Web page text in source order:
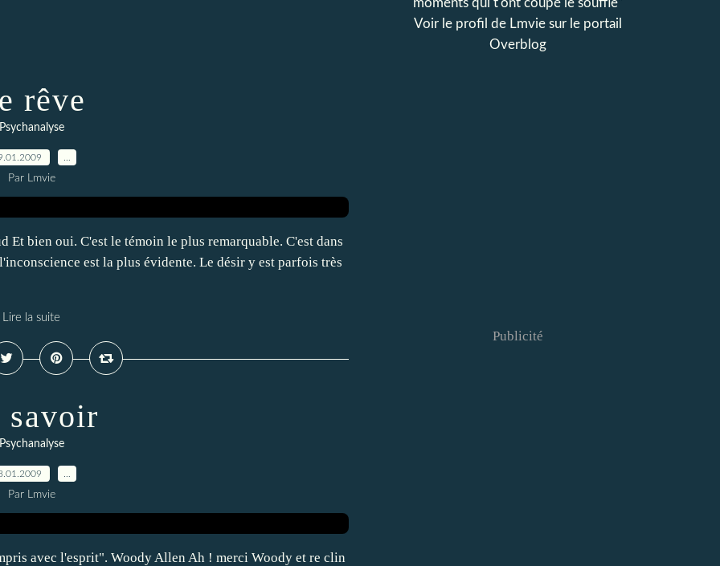
rêve
Par Lmvie
bien oui. C'est le témoin le plus remarquable. C'est dans
est la plus évidente. Le désir y est parfois très
Lire la suite
savoir
Par Lmvie
avec l'esprit". Woody Allen Ah ! merci Woody et re clin
moments qui t'ont coupé le souffle"
Voir le profil de Lmviesur le portail
Overblog
Publicité